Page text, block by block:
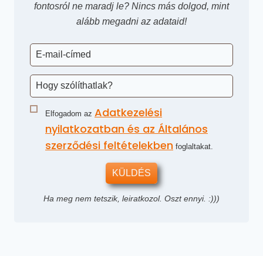
fontosról ne maradj le? Nincs más dolgod, mint
alább megadni az adataid!
Elfogadom az Adatkezelési
nyilatkozatban és az Általános
szerződési feltételekben foglaltakat.
KÜLDÉS
Ha meg nem tetszik, leiratkozol. Oszt ennyi. :)))